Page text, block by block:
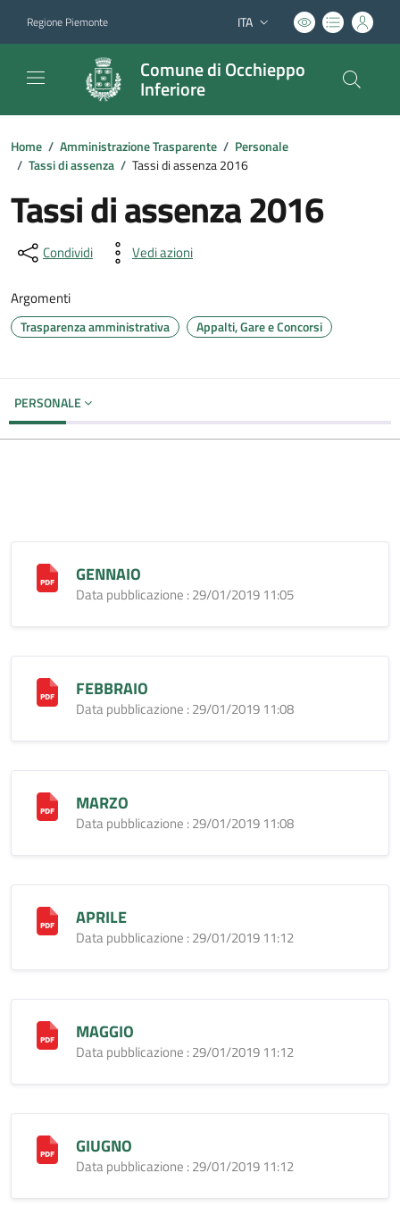
Regione Piemonte Lingua attiva:
ITA
Comune di Occhieppo
Inferiore
Home / Amministrazione Trasparente / Personale
/ Tassi di assenza / Tassi di assenza 2016
Tassi di assenza 2016
Condividi Vedi azioni
Argomenti
Trasparenza amministrativa Appalti, Gare e Concorsi
PERSONALE
GENNAIO
Data pubblicazione : 29/01/2019 11:05
FEBBRAIO
Data pubblicazione : 29/01/2019 11:08
MARZO
Data pubblicazione : 29/01/2019 11:08
APRILE
Data pubblicazione : 29/01/2019 11:12
MAGGIO
Data pubblicazione : 29/01/2019 11:12
GIUGNO
Data pubblicazione : 29/01/2019 11:12